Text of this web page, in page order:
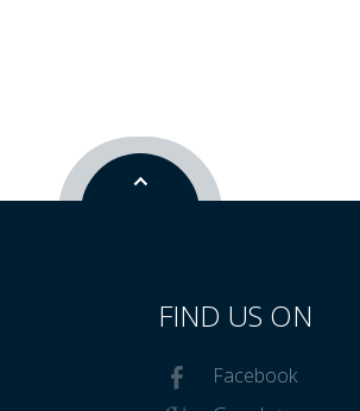
FIND US ON
Facebook